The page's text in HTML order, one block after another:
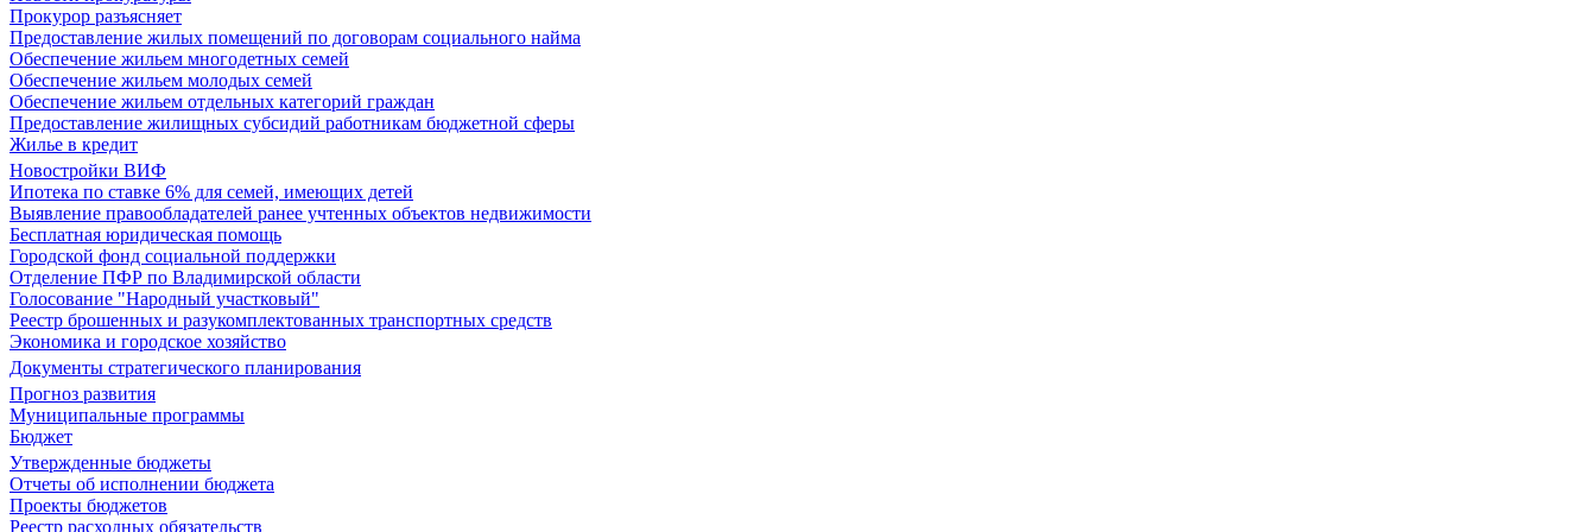
Прокурор разъясняет
Предоставление жилых помещений по договорам социального найма
Обеспечение жильем многодетных семей
Обеспечение жильем молодых семей
Обеспечение жильем отдельных категорий граждан
Предоставление жилищных субсидий работникам бюджетной сферы
Жилье в кредит
Новостройки ВИФ
Ипотека по ставке 6% для семей, имеющих детей
Выявление правообладателей ранее учтенных объектов недвижимости
Бесплатная юридическая помощь
Городской фонд социальной поддержки
Отделение ПФР по Владимирской области
Голосование "Народный участковый"
Реестр брошенных и разукомплектованных транспортных средств
Экономика и городское хозяйство
Документы стратегического планирования
Прогноз развития
Муниципальные программы
Бюджет
Утвержденные бюджеты
Отчеты об исполнении бюджета
Проекты бюджетов
Реестр расходных обязательств